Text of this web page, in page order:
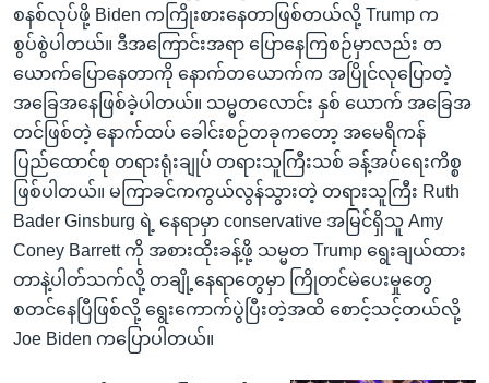
စနစ်လုပ်ဖို့ Biden ကကြိုးစားနေတာဖြစ်တယ်လို့ Trump က
စွပ်စွဲပါတယ်။ ဒီအကြောင်းအရာ ပြောနေကြစဉ်မှာလည်း တ
ယောက်ပြောနေတာကို နောက်တယောက်က အပြိုင်လုပြောတဲ့
အခြေအနေဖြစ်ခဲ့ပါတယ်။ သမ္မတလောင်း နှစ် ယောက် အခြေအ
တင်ဖြစ်တဲ့ နောက်ထပ် ခေါင်းစဉ်တခုကတော့ အမေရိကန်
ပြည်ထောင်စု တရားရုံးချုပ် တရားသူကြီးသစ် ခန့်အပ်ရေးကိစ္စ
ဖြစ်ပါတယ်။ မကြာခင်ကကွယ်လွန်သွားတဲ့ တရားသူကြီး Ruth
Bader Ginsburg ရဲ့ နေရာမှာ conservative အမြင်ရှိသူ Amy
Coney Barrett ကို အစားထိုးခန့်ဖို့ သမ္မတ Trump ရွေးချယ်ထား
တာနဲ့ပါတ်သက်လို့ တချို့နေရာတွေမှာ ကြိုတင်မဲပေးမှုတွေ
စတင်နေပြီဖြစ်လို့ ရွေးကောက်ပွဲပြီးတဲ့အထိ စောင့်သင့်တယ်လို့
Joe Biden ကပြောပါတယ်။